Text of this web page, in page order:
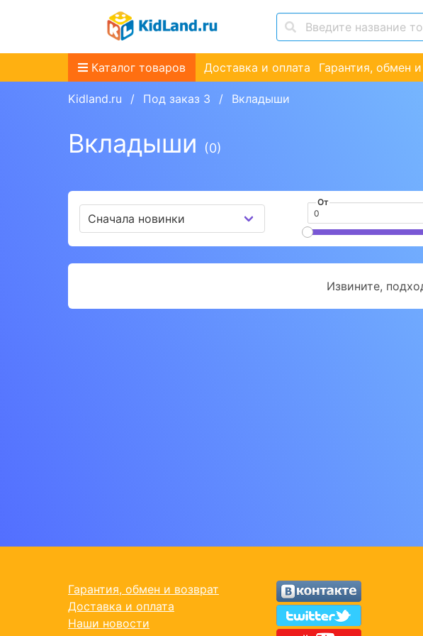
Каталог товаров Доставка и оплата Гарантия, обмен
Kidland.ru Под заказ 3 Вкладыши
Вкладыши (0)
От
Извините,
Гарантия, обмен и возврат
Доставка и оплата
Наши новости